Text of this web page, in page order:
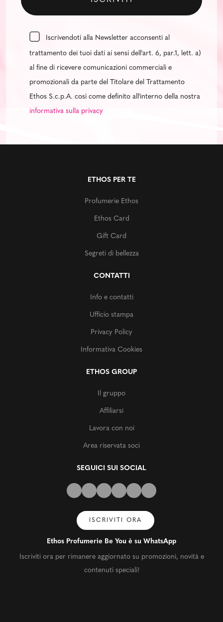
Iscrivendoti alla Newsletter acconsenti al
trattamento dei tuoi dati ai sensi dell'art. 6, par.1, lett. a)
al fine di ricevere comunicazioni commerciali e
promozionali da parte del Titolare del Trattamento
Ethos S.c.p.A. così come definito all'interno della nostra
informativa sulla privacy
ETHOS PER TE
Profumerie Ethos
Ethos Card
Gift Card
Segreti di bellezza
CONTATTI
Info e contatti
Ufficio stampa
Privacy Policy
Informativa Cookies
ETHOS GROUP
Il gruppo
Affiliarsi
Lavora con noi
Area riservata soci
SEGUICI SUI SOCIAL
ISCRIVITI ORA
Ethos Profumerie Be You è su WhatsApp
Iscriviti ora per rimanere aggiornato su promozioni, novità e
contenuti speciali!